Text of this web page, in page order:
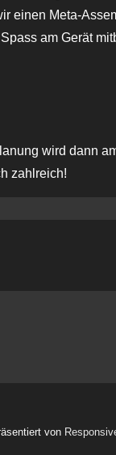
einen Meta-
am Gerät
wird dann
zahlreich!
von